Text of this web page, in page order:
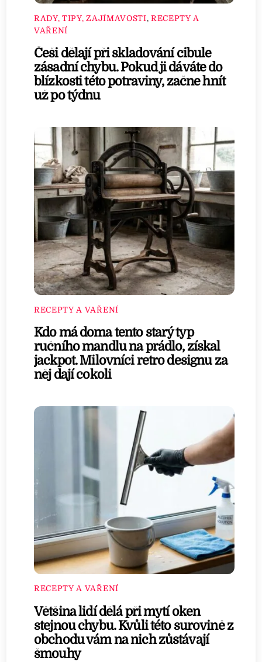
RADY, TIPY, ZAJÍMAVOSTI, RECEPTY A
VAŘENÍ
Češi dělají při skladování cibule
zásadní chybu. Pokud ji dáváte do
blízkosti této potraviny, začne hnít
už po týdnu
RECEPTY A VAŘENÍ
Kdo má doma tento starý typ
ručního mandlu na prádlo, získal
jackpot. Milovníci retro designu za
něj dají cokoli
RECEPTY A VAŘENÍ
Většina lidí dělá při mytí oken
stejnou chybu. Kvůli této surovině z
obchodu vám na nich zůstávají
šmouhy